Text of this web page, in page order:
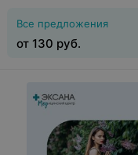
Все предложения
от 130 руб.